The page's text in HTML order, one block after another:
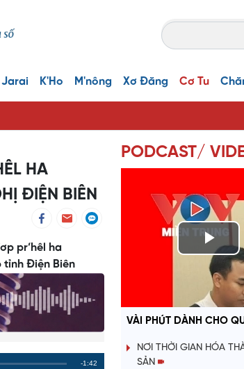
Jarai K'Ho M'nông Xơ Đăng Cơ Tu
HA
ĐIỆN BIÊN
pr’hêl ha
tỉnh Điện Biên
Remaining
-1:42
PODCAST/
P
l
a
y
VÀI PHÚT DÀNH CHO
NƠI THỜI GIAN HÓA
SẢN